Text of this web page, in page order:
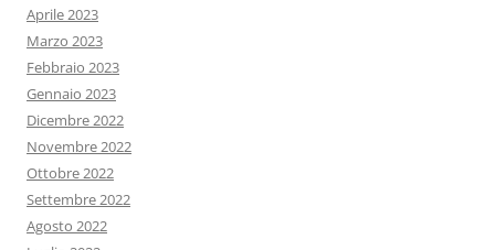
Aprile 2023
Marzo 2023
Febbraio 2023
Gennaio 2023
Dicembre 2022
Novembre 2022
Ottobre 2022
Settembre 2022
Agosto 2022